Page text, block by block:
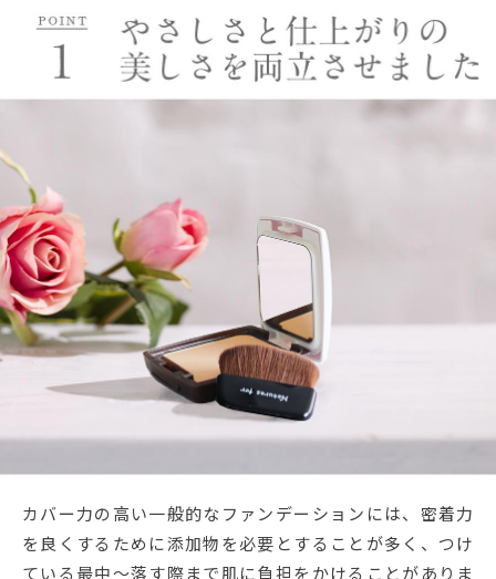
カバー力の高い一般的なファンデーションには、密着力
を良くするために添加物を必要とすることが多く、つけ
ている最中～落す際まで肌に負担をかけることがありま